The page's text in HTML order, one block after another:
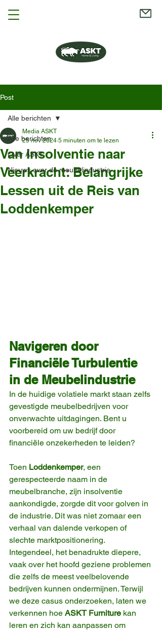
Post
Alle berichten
Over ASKT
Nieuws over de meubelindustrie
Alle berichten
Van Insolventie naar
Veerkracht: Belangrijke
Lessen uit de Reis van
Loddenkemper
Media ASKT
25 nov 2024 5 minuten om te lezen
Navigeren door
Financiële Turbulentie
in de Meubelindustrie
In de huidige volatiele markt staan zelfs
gevestigde meubelbedrijven voor
onverwachte uitdagingen. Bent u
voorbereid om uw bedrijf door
financiële onzekerheden te leiden?
Toen Loddenkemper, een
gerespecteerde naam in de
meubelbranche, zijn insolventie
aankondigde, zorgde dit voor golven in
de industrie. Dit was niet zomaar een
verhaal van dalende verkopen of
slechte marktpositionering.
Integendeel, het benadrukte diepere,
vaak over het hoofd geziene problemen
die zelfs de meest veelbelovende
bedrijven kunnen ondermijnen. Terwijl
we deze casus onderzoeken, laten we
verkennen hoe ASKT Furniture kan
leren en zich kan aanpassen om